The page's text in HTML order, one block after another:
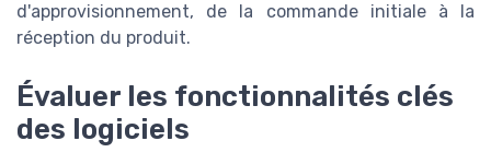
d'approvisionnement, de la commande initiale à la
réception du produit.
Évaluer les fonctionnalités clés
des logiciels